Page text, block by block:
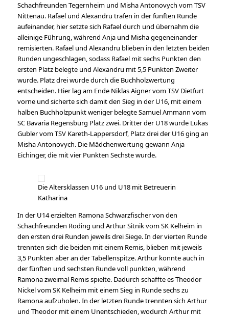
Schachfreunden Tegernheim und Misha Antonovych vom TSV
Nittenau. Rafael und Alexandru trafen in der fünften Runde
aufeinander, hier setzte sich Rafael durch und übernahm die
alleinige Führung, während Anja und Misha gegeneinander
remisierten. Rafael und Alexandru blieben in den letzten beiden
Runden ungeschlagen, sodass Rafael mit sechs Punkten den
ersten Platz belegte und Alexandru mit 5,5 Punkten Zweiter
wurde. Platz drei wurde durch die Buchholzwertung
entscheiden. Hier lag am Ende Niklas Aigner vom TSV Dietfurt
vorne und sicherte sich damit den Sieg in der U16, mit einem
halben Buchholzpunkt weniger belegte Samuel Ammann vom
SC Bavaria Regensburg Platz zwei. Dritter der U18 wurde Lukas
Gubler vom TSV Kareth-Lappersdorf, Platz drei der U16 ging an
Misha Antonovych. Die Mädchenwertung gewann Anja
Eichinger, die mit vier Punkten Sechste wurde.
Die Altersklassen U16 und U18 mit Betreuerin
Katharina
In der U14 erzielten Ramona Schwarzfischer von den
Schachfreunden Roding und Arthur Sitnik vom SK Kelheim in
den ersten drei Runden jeweils drei Siege. In der vierten Runde
trennten sich die beiden mit einem Remis, blieben mit jeweils
3,5 Punkten aber an der Tabellenspitze. Arthur konnte auch in
der fünften und sechsten Runde voll punkten, während
Ramona zweimal Remis spielte. Dadurch schaffte es Theodor
Nickel vom SK Kelheim mit einem Sieg in Runde sechs zu
Ramona aufzuholen. In der letzten Runde trennten sich Arthur
und Theodor mit einem Unentschieden, wodurch Arthur mit